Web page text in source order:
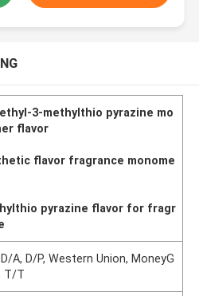
3-methylthio pyrazine mo
flavor
flavor fragrance monome
pyrazine flavor for fragr
A, D/P, Western Union, MoneyG
T/T